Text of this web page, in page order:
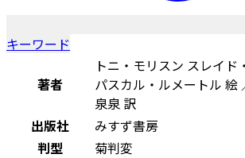
キーワード
著者
トニ・モリスン スレイド
パスカル・ルメートル 絵
泉泉 訳
出版社
みすず書房
判型
菊判変